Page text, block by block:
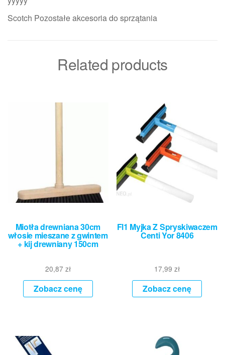
Scotch Pozostałe akcesoria do sprzątania
Related products
Miotła drewniana 30cm
włosie mieszane z gwintem
+ kij drewniany 150cm
20,87 zł
Zobacz cenę
Fl1 Myjka Z Spryskiwaczem
Centi Yor 8406
17,99zł
Zobacz cenę